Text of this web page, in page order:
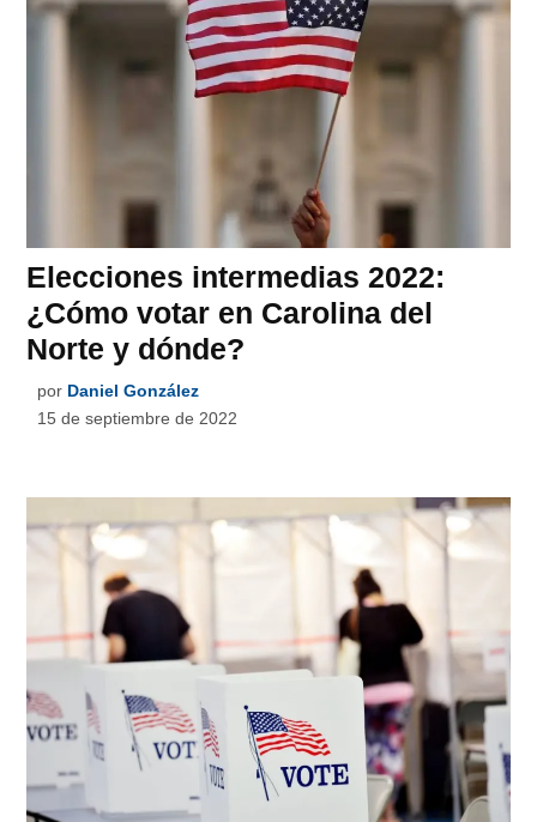
Elecciones intermedias 2022:
¿Cómo votar en Carolina del
Norte y dónde?
por Daniel González
15 de septiembre de 2022